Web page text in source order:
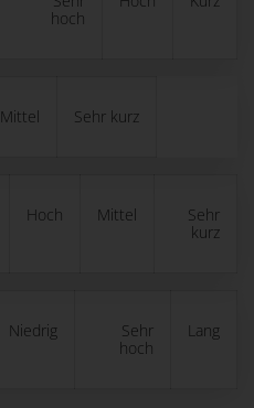
hoch
Mittel Sehr kurz
Hoch Mittel
Sehr
kurz
Niedrig
Sehr
hoch
Lang